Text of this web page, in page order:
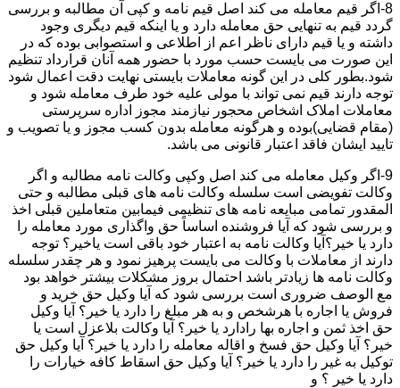
8-اگر قیم معامله می کند اصل قیم نامه و کپی آن مطالبه و بررسی
گردد قیم به تنهایی حق معامله دارد و یا اینکه قیم دیگری وجود
داشته و یا قیم دارای ناظر اعم از اطلاعی و استصوابی بوده که در
این صورت می بایست حسب مورد با حضور همه آنان قرارداد تنظیم
شود.بطور کلی در این گونه معاملات بایستی نهایت دقت اعمال شود
توجه دارند قیم نمی تواند با مولی علیه خود طرف معامله شود و
معاملات املاک اشخاص محجور نیازمند مجوز اداره سرپرستی
(مقام قضایی)بوده و هرگونه معامله بدون کسب مجوز و یا تصویب و
تایید ایشان فاقد اعتبار قانونی می باشد.
9-اگر وکیل معامله می کند اصل وکپی وکالت نامه مطالبه و اگر
وکالت تفویضی است سلسله وکالت نامه های قبلی مطالبه و حتی
المقدور تمامی مبایعه نامه های تنظیمی فیمابین متعاملین قبلی اخذ
و بررسی شود که آیا فروشنده اساساً حق واگذاری مورد معامله را
دارد یا خیر؟آیا وکالت نامه به اعتبار خود باقی است یاخیر؟ توجه
دارند از معاملات با وکالت می بایست پرهیز نمود و هر چقدر سلسله
وکالت نامه ها زیادتر باشد احتمال بروز مشکلات بیشتر خواهد بود
مع الوصف ضروری است بررسی شود که آیا وکیل حق خرید و
فروش یا اجاره با هرشخص و به هر مبلغ را دارد یا خیر؟ آیا وکیل
حق اخذ ثمن و اجاره بها رادارد یا خیر؟ آیا وکالت بلاعزل است یا
خیر؟ آیا وکیل حق فسخ و اقاله معامله را دارد یا خیر؟ آیا وکیل حق
توکیل به غیر را دارد یا خیر؟ آیا وکیل حق اسقاط کافه خیارات را
دارد یا خیر ؟ و